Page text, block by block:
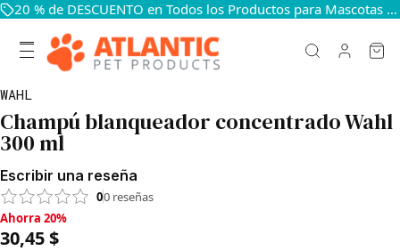
20 % de DESCUENTO en Todos los Productos para Mascotas — Mantén a Tus Mascotas Felices y Sanas
WAHL
Champú blanqueador concentrado Wahl
300 ml
Escribir una reseña
00 reseñas
Ahorra 20%, 30,45 $
Ahorra 20%
30,45 $